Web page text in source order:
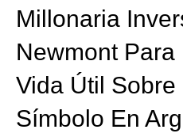
Millonaria
Newmont
Vida Útil Sobre
Símbolo En